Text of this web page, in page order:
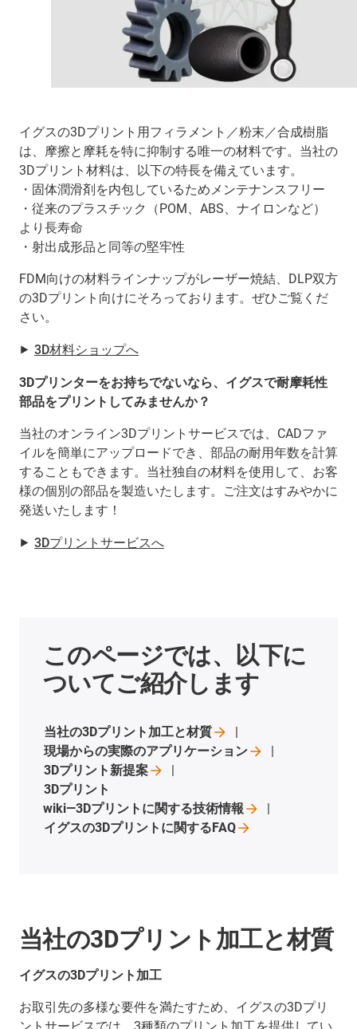
イグスの3Dプリント用フィラメント／粉末／合成樹脂
は、摩擦と摩耗を特に抑制する唯一の材料です。当社の
3Dプリント材料は、以下の特長を備えています。
・固体潤滑剤を内包しているためメンテナンスフリー
・従来のプラスチック（POM、ABS、ナイロンなど）
より長寿命
・射出成形品と同等の堅牢性
FDM向けの材料ラインナップがレーザー焼結、DLP双方
の3Dプリント向けにそろっております。ぜひご覧くだ
さい。
⯈ 3D材料ショップへ
3Dプリンターをお持ちでないなら、イグスで耐摩耗性
部品をプリントしてみませんか？
当社のオンライン3Dプリントサービスでは、CADファ
イルを簡単にアップロードでき、部品の耐用年数を計算
することもできます。当社独自の材料を使用して、お客
様の個別の部品を製造いたします。ご注文はすみやかに
発送いたします！
⯈ 3Dプリントサービスへ
このページでは、以下に
ついてご紹介します
当社の3Dプリント加工と材質
現場からの実際のアプリケーション
3Dプリント新提案
3Dプリント
wiki―3Dプリントに関する技術情報
イグスの3Dプリントに関するFAQ
当社の3Dプリント加工と材質
イグスの3Dプリント加工
お取引先の多様な要件を満たすため、イグスの3Dプリ